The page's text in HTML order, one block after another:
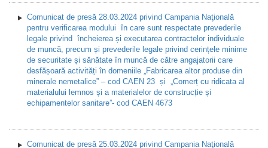
Comunicat de presă 28.03.2024 privind Campania Naţională
pentru verificarea modului în care sunt respectate prevederile
legale privind încheierea și executarea contractelor individuale
de muncă, precum și prevederile legale privind cerințele minime
de securitate și sănătate în muncă de către angajatorii care
desfășoară activități în domeniile „Fabricarea altor produse din
minerale nemetalice” – cod CAEN 23 și „Comerț cu ridicata al
materialului lemnos și a materialelor de construcție și
echipamentelor sanitare”- cod CAEN 4673
Comunicat de presă 25.03.2024 privind Campania Naţională